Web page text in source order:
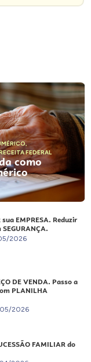
,
FEDERAL
como
EMPRESA. Reduzir
2026
DE VENDA. Passo a
PLANILHA
2026
FAMILIAR do